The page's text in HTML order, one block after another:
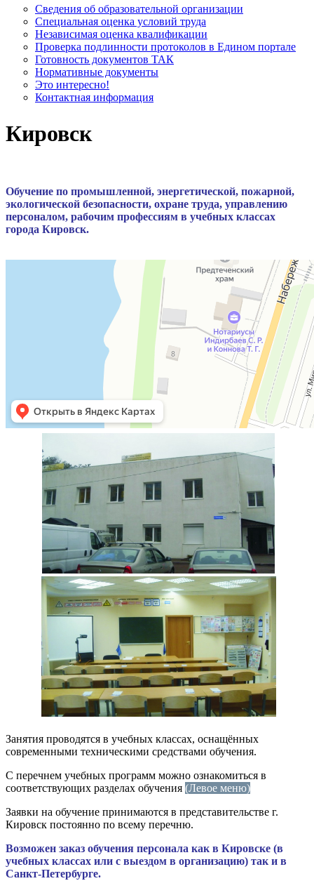
Сведения об образовательной организации
Cпециальная оценка условий труда
Независимая оценка квалификации
Проверка подлинности протоколов в Едином портале
Готовность документов ТАК
Нормативные документы
Это интересно!
Контактная информация
Кировск
Обучение по промышленной, энергетической, пожарной,
экологической безопасности, охране труда, управлению
персоналом, рабочим профессиям в учебных классах
города Кировск.
Занятия проводятся в учебных классах, оснащённых
современными техническими средствами обучения.
С перечнем учебных программ можно ознакомиться в
соответствующих разделах обучения (Левое меню)
Заявки на обучение принимаются в представительстве г.
Кировск постоянно по всему перечню.
Возможен заказ обучения персонала как в Кировске (в
учебных классах или с выездом в организацию) так и в
Санкт-Петербурге.